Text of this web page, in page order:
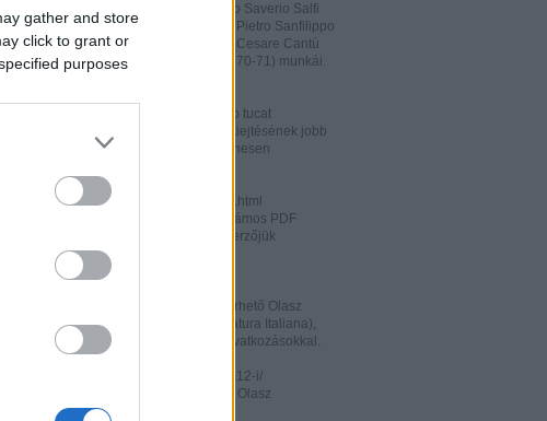
gather and store
click to grant or
purposes
Girolamo Tiraboschi (1825), Francesco Saverio Salfi
(1834), Giuseppe Maffei (1852-1853), Pietro Sanfilippo
(1859), Paolo Emiliani-Giudici (1863), Cesare Cantù
(1865) vagy Francesco De Sanctis (1870-71) munkái.
2.495 e-könyv, 6.320 zenei darab, több tucat
hangoskönyv segíthet az olasz nyelv kiejtésének jobb
elsajátításában. Valamennyi file ingyenesen
http://www.letteraturaitaliana.net/index.html
Az előzőhöz nagyon hasonló oldal, számos PDF
formátumú olasz irodalmi művel és szerzőjük
életrajzával gazdagítva.
Antonio Piromalli ingyenesen hozzáférhető Olasz
irodalomtörténet-e (Storia della Letteratura Italiana),
digitális keresőprogrammal és hiperhivatkozásokkal.
http://www3.unibo.it/boll900/numeri/2012-i/
«Bollettino '900». A Bolognai Egyetem Olasz
Tanszékének online folyóirata.